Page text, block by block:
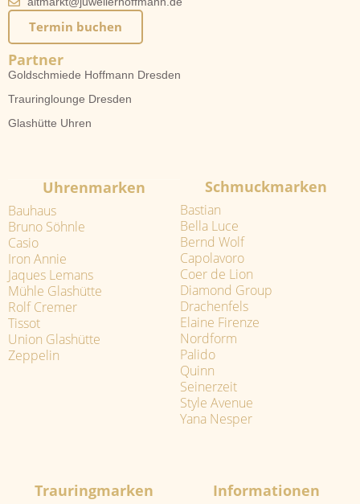
Termin buchen
Partner
Goldschmiede Hoffmann Dresden
Trauringlounge Dresden
Glashütte Uhren
Uhrenmarken
Bauhaus
Bruno Söhnle
Casio
Iron Annie
Jaques Lemans
Mühle Glashütte
Rolf Cremer
Tissot
Union Glashütte
Zeppelin
Schmuckmarken
Bastian
Bella Luce
Bernd Wolf
Capolavoro
Coer de Lion
Diamond Group
Drachenfels
Elaine Firenze
Nordform
Palido
Quinn
Seinerzeit
Style Avenue
Yana Nesper
Trauringmarken Informationen